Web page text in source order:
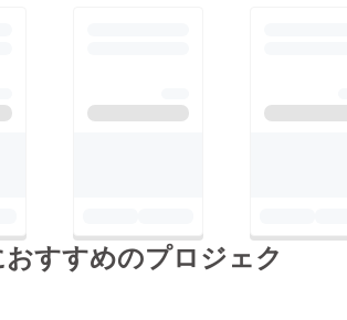
すすめのプロジェク